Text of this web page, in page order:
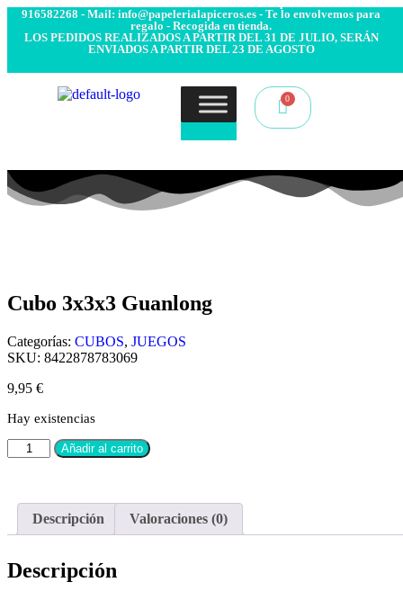
916582268 - Mail: info@papelerialapiceros.es - Te lo envolvemos para
regalo - Recogida en tienda.
LOS PEDIDOS REALIZADOS A PARTIR DEL 31 DE JULIO, SERÁN
ENVIADOS A PARTIR DEL 23 DE AGOSTO
Cubo 3x3x3 Guanlong
Categorías: CUBOS, JUEGOS
SKU: 8422878783069
9,95 €
Hay existencias
Añadir al carrito
Descripción Valoraciones (0)
Descripción